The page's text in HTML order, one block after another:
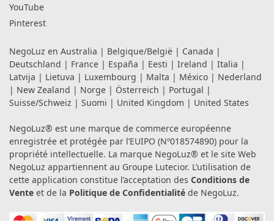
YouTube
Pinterest
NegoLuz en Australia | Belgique/België | Canada |
Deutschland | France | España | Eesti | Ireland | Italia |
Latvija | Lietuva | Luxembourg | Malta | México | Nederland
| New Zealand | Norge | Österreich | Portugal |
Suisse/Schweiz | Suomi | United Kingdom | United States
NegoLuz® est une marque de commerce européenne
enregistrée et protégée par l’EUIPO (Nº018574890) pour la
propriété intellectuelle. La marque NegoLuz® et le site Web
NegoLuz appartiennent au Groupe Lutecior. L’utilisation de
cette application constitue l’acceptation des Conditions de
Vente et de la Politique de Confidentialité de NegoLuz.